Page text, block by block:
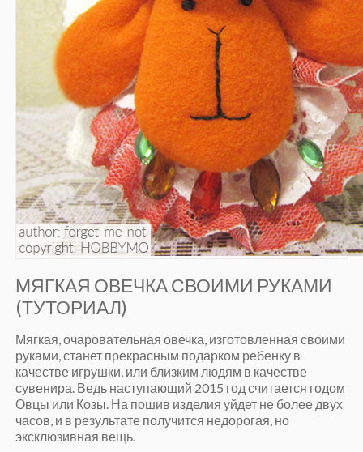
МЯГКАЯ ОВЕЧКА СВОИМИ РУКАМИ
(ТУТОРИАЛ)
Мягкая, очаровательная овечка, изготовленная своими
руками, станет прекрасным подарком ребенку в
качестве игрушки, или близким людям в качестве
сувенира. Ведь наступающий 2015 год считается годом
Овцы или Козы. На пошив изделия уйдет не более двух
часов, и в результате получится недорогая, но
эксклюзивная вещь.